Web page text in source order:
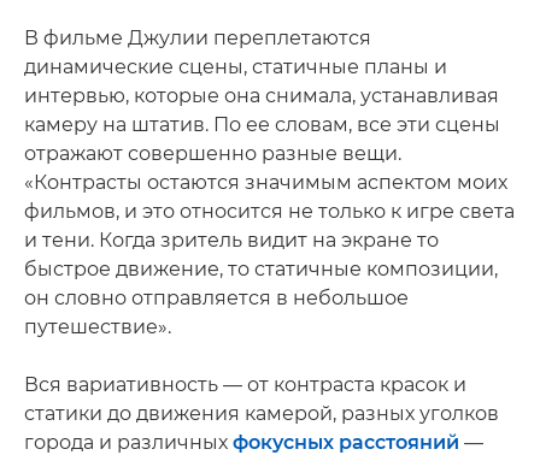
В фильме Джулии переплетаются
динамические сцены, статичные планы и
интервью, которые она снимала, устанавливая
камеру на штатив. По ее словам, все эти сцены
отражают совершенно разные вещи.
«Контрасты остаются значимым аспектом моих
фильмов, и это относится не только к игре света
и тени. Когда зритель видит на экране то
быстрое движение, то статичные композиции,
он словно отправляется в небольшое
путешествие».
Вся вариативность — от контраста красок и
статики до движения камерой, разных уголков
города и различных фокусных расстояний —